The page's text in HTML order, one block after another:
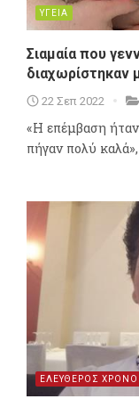
ΥΓΕΙΑ
Σιαμαία που
22 Σεπ 2022
«Η επέμβαση
πήγαν πολύ
ΕΛΕΥΘΕΡΟΣ